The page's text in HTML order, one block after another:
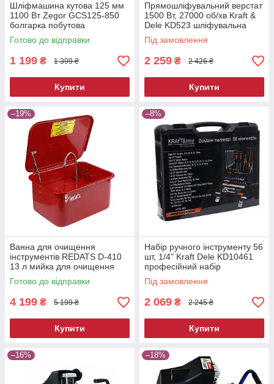
Шліфмашина кутова 125 мм
1100 Вт Zegor GCS125-850
болгарка побутова
електрична для різання та
шліфування
Готово до відправки
1 199 ₴ 1 399 ₴
Купити
Прямошліфувальний верстат
1500 Вт, 27000 об/хв Kraft &
Dele KD523 шліфувальна
машина пряма
Під замовлення
2 259 ₴ 2 426 ₴
Купити
–19%
Ванна для очищення
інструментів REDATS D-410
13 л мийка для очищення
деталей мийна ванна для
майстерні
Готово до відправки
4 199 ₴ 5 199 ₴
Купити
–8%
Набір ручного інструменту 56
шт, 1/4" Kraft Dele KD10461
професійний набір
інструментів
Під замовлення
2 069 ₴ 2 245 ₴
Купити
–16% –18%